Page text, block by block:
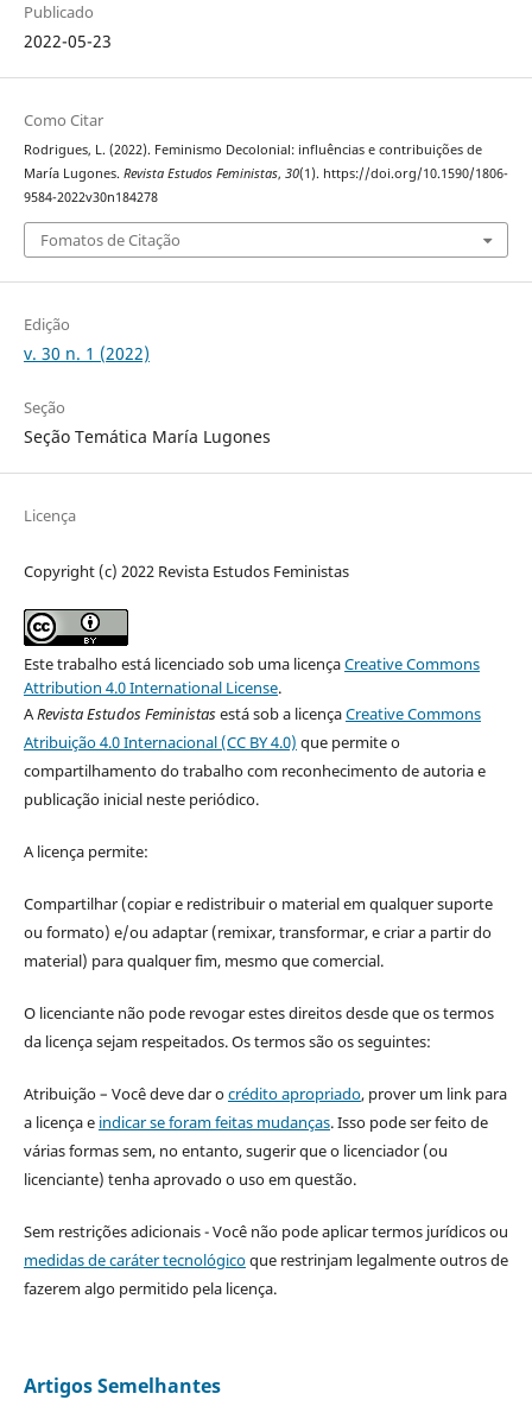
Publicado
2022-05-23
Como Citar
Rodrigues, L. (2022). Feminismo Decolonial: influências e contribuições de
María Lugones. Revista Estudos Feministas, 30(1). https://doi.org/10.1590/1806-
9584-2022v30n184278
Fomatos de Citação
Edição
v. 30 n. 1 (2022)
Seção
Seção Temática María Lugones
Licença
Copyright (c) 2022 Revista Estudos Feministas
Este trabalho está licenciado sob uma licençaCreative Commons
Attribution 4.0 International License.
ARevista Estudos Feministasestá sob a licençaCreative Commons
Atribuição 4.0 Internacional (CC BY 4.0) que permite o
compartilhamento do trabalho com reconhecimento de autoria e
publicação inicial neste periódico.
A licença permite:
Compartilhar (copiar e redistribuir o material em qualquer suporte
ou formato) e/ou adaptar (remixar, transformar, e criar a partir do
material) para qualquer fim, mesmo que comercial.
O licenciante não pode revogar estes direitos desde que os termos
da licença sejam respeitados. Os termos são os seguintes:
Atribuição – Você deve dar ocrédito apropriado, prover um link para
a licença e indicar se foram feitas mudanças. Isso pode ser feito de
várias formas sem, no entanto, sugerir que o licenciador (ou
licenciante) tenha aprovado o uso em questão.
Sem restrições adicionais - Você não pode aplicar termos jurídicos ou
medidas de caráter tecnológicoque restrinjam legalmente outros de
fazerem algo permitido pela licença.
Artigos Semelhantes